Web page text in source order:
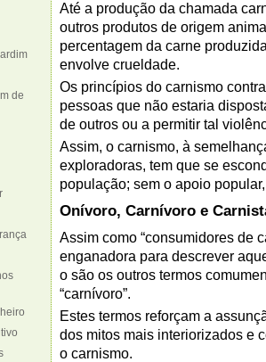
de
Até a produção da chamada
outros produtos de origem
percentagem da carne
envolve crueldade.
Os princípios do carnismo
pessoas que não estaria
de outros ou a permitir tal
Assim, o carnismo, à
exploradoras, tem que se
população; sem o apoio
Onívoro, Carnívoro e
Assim como “consumidores de
enganadora para descrever
o são os outros termos
“carnívoro”.
Estes termos reforçam a
dos mitos mais interiorizados e
o carnismo.